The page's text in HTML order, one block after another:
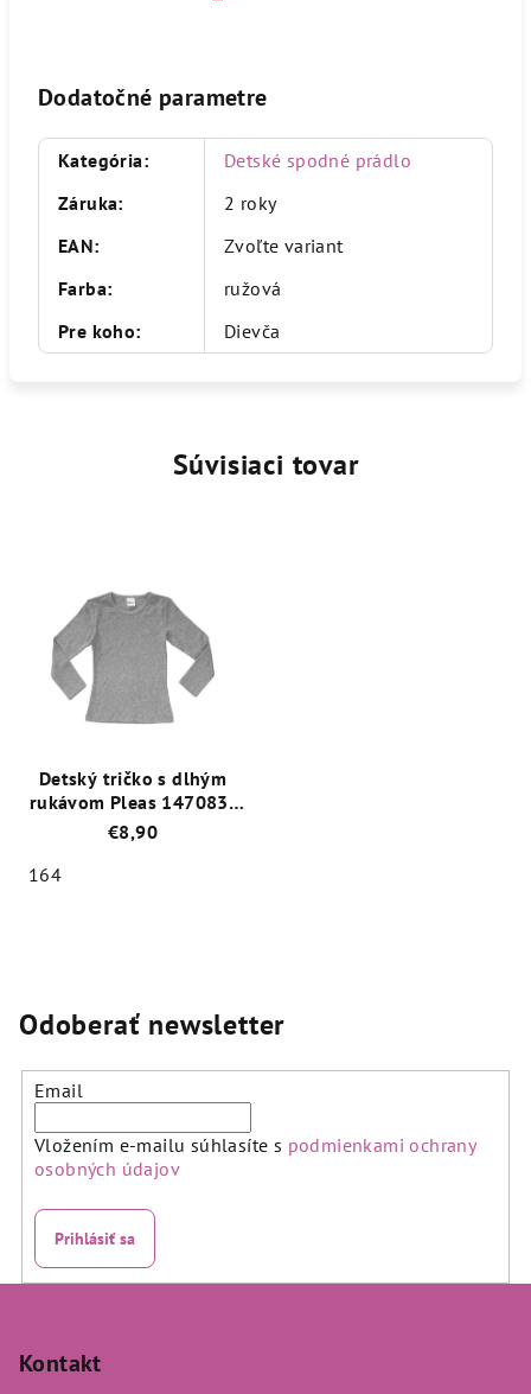
Dodatočné parametre
Kategória:
Detské spodné prádlo
Záruka:
2 roky
EAN:
Zvoľte variant
Farba:
ružová
Pre koho: Dievča
Súvisiaci tovar
Detský tričko s dlhým
rukávom Pleas 147083-
202 Šedá
€8,90
164
5,0
z
Odoberať newsletter
Email
Vložením e-mailu súhlasíte s podmienkami ochrany
osobných údajov
Prihlásiť sa
Kontakt